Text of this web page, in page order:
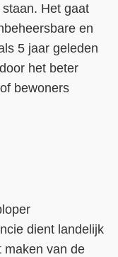
Het gaat
en
5 jaar geleden
het beter
bewoners
dient landelijk
maken van de